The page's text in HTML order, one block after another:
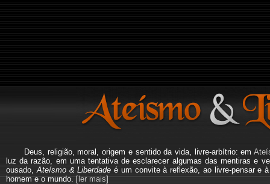
Deus, religião, moral, origem e sentido da vida, livre-arbítrio: em
luz da razão, em uma tentativa de esclarecer algumas das mentiras e
ousado, Ateísmo & Liberdade é um convite à reflexão, ao livre-pensar e
homem e o mundo. [ler mais]